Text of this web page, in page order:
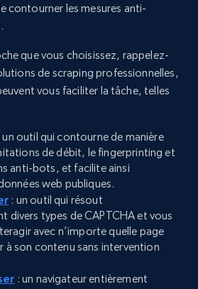
contourner les mesures anti-
que vous choisissez, rappelez-
de scraping professionnelles,
vous faciliter la tâche, telles
outil qui contourne de manière
de débit, le fingerprinting et
anti-bots, et facilite ainsi
web publiques.
: un outil qui résout
divers types de CAPTCHA et vous
avec n’importe quelle page
à son contenu sans intervention
: un navigateur entièrement